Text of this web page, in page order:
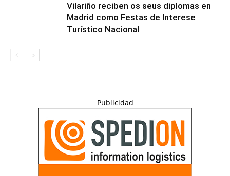
Vilariño reciben os seus diplomas en
Madrid como Festas de Interese
Turístico Nacional
Publicidad